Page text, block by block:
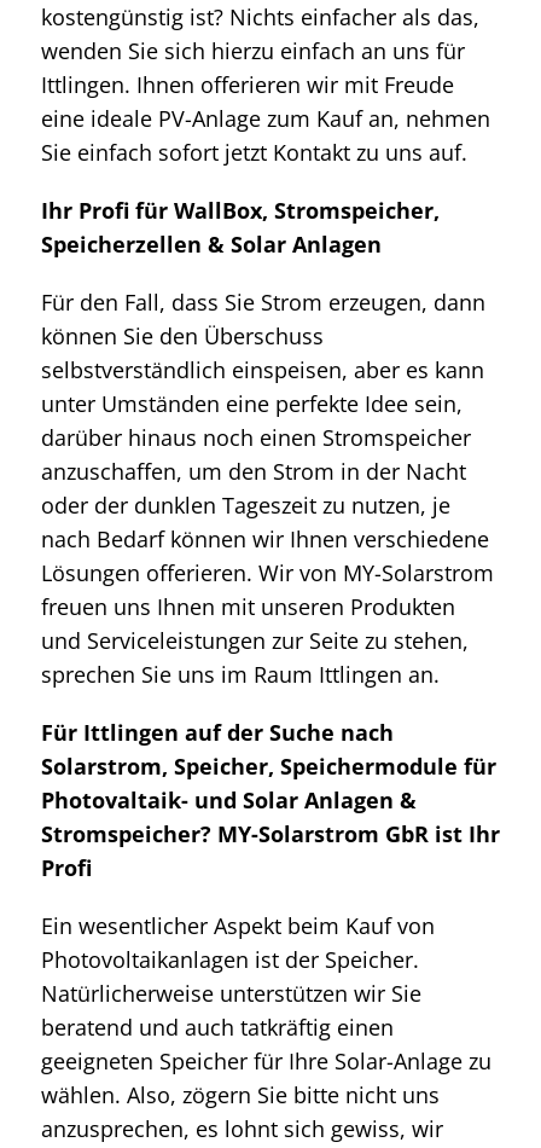
kostengünstig ist? Nichts einfacher als das,
wenden Sie sich hierzu einfach an uns für
Ittlingen. Ihnen offerieren wir mit Freude
eine ideale PV-Anlage zum Kauf an, nehmen
Sie einfach sofort jetzt Kontakt zu uns auf.
Ihr Profi für WallBox, Stromspeicher,
Speicherzellen & Solar Anlagen
Für den Fall, dass Sie Strom erzeugen, dann
können Sie den Überschuss
selbstverständlich einspeisen, aber es kann
unter Umständen eine perfekte Idee sein,
darüber hinaus noch einen Stromspeicher
anzuschaffen, um den Strom in der Nacht
oder der dunklen Tageszeit zu nutzen, je
nach Bedarf können wir Ihnen verschiedene
Lösungen offerieren. Wir von MY-Solarstrom
freuen uns Ihnen mit unseren Produkten
und Serviceleistungen zur Seite zu stehen,
sprechen Sie uns im Raum Ittlingen an.
Für Ittlingen auf der Suche nach
Solarstrom, Speicher, Speichermodule für
Photovaltaik- und Solar Anlagen &
Stromspeicher? MY-Solarstrom GbR ist Ihr
Profi
Ein wesentlicher Aspekt beim Kauf von
Photovoltaikanlagen ist der Speicher.
Natürlicherweise unterstützen wir Sie
beratend und auch tatkräftig einen
geeigneten Speicher für Ihre Solar-Anlage zu
wählen. Also, zögern Sie bitte nicht uns
anzusprechen, es lohnt sich gewiss, wir